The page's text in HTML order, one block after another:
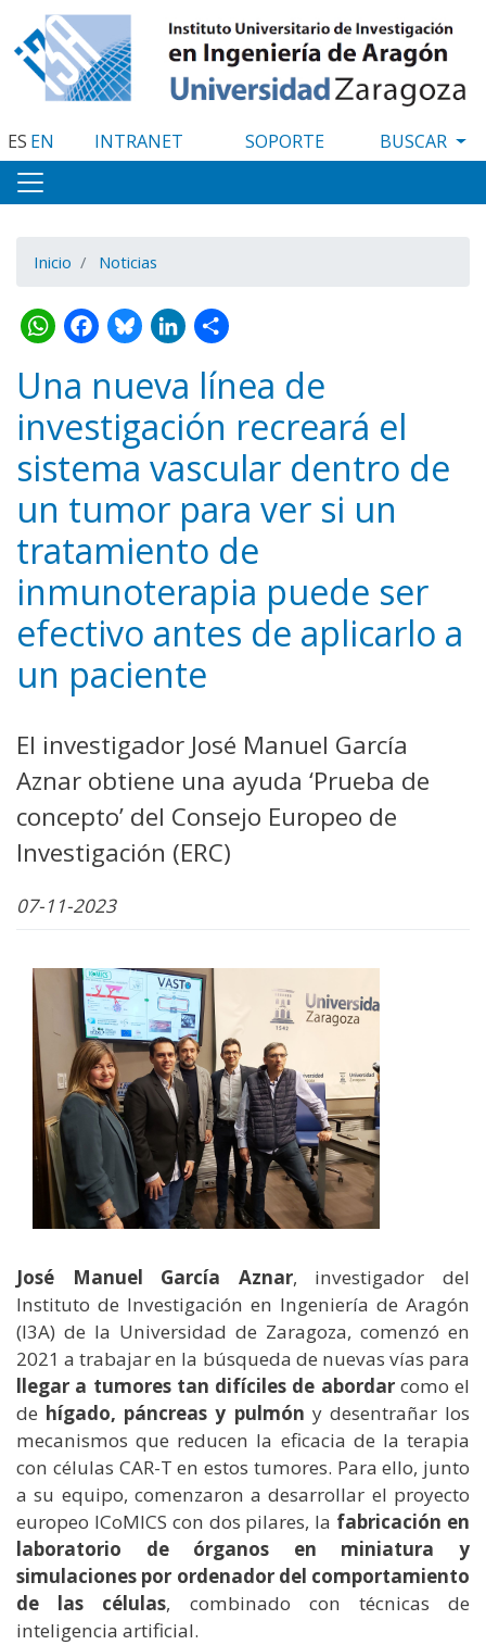
al
contenido
principal
ES EN INTRANET SOPORTE
Inicio Noticias
WhatsApp
Facebook
Bluesky
LinkedIn
Share
Una nueva línea de
investigación recreará el
sistema vascular dentro de
un tumor para ver si un
tratamiento de
inmunoterapia puede ser
efectivo antes de aplicarlo a
un paciente
El investigador José Manuel García
Aznar obtiene una ayuda ‘Prueba de
concepto’ del Consejo Europeo de
Investigación (ERC)
07-11-2023
José Manuel García Aznar, investigador del
Instituto de Investigación en Ingeniería de Aragón
(I3A) de la Universidad de Zaragoza, comenzó en
2021 a trabajar en la búsqueda de nuevas vías para
llegar a tumores tan difíciles de abordarcomo el
de hígado, páncreas y pulmón y desentrañar los
mecanismos que reducen la eficacia de la terapia
con células CAR-T en estos tumores. Para ello, junto
a su equipo, comenzaron a desarrollar el proyecto
europeo ICoMICS con dos pilares, la fabricación en
laboratorio de órganos en miniatura y
simulaciones por ordenador del comportamiento
de las células, combinado con técnicas de
inteligencia artificial.